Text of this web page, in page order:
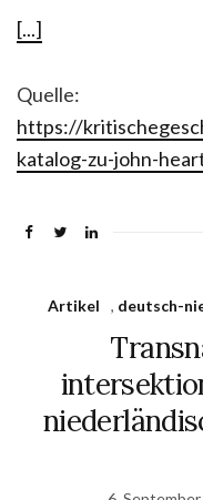
[...]
Quelle:
https://
katalog-zu-john-
Artikel , deutsch-